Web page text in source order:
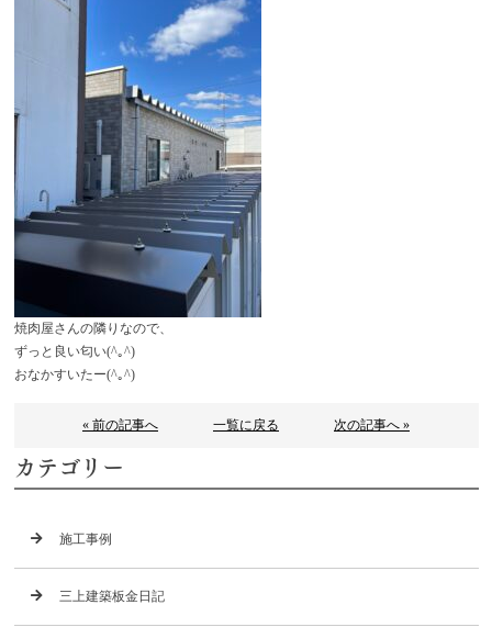
焼肉屋さんの隣りなので、
ずっと良い匂い(^｡^)
おなかすいたー(^｡^)
« 前の記事へ 一覧に戻る 次の記事へ »
カテゴリー
施工事例
三上建築板金日記